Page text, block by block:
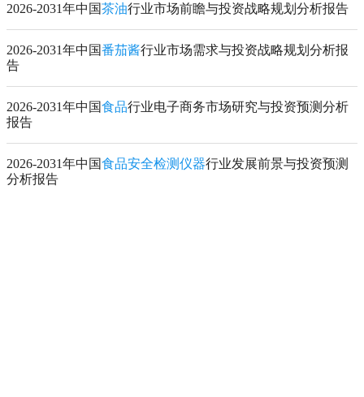
2026-2031年中国茶油行业市场前瞻与投资战略规划分析报告
2026-2031年中国番茄酱行业市场需求与投资战略规划分析报
告
2026-2031年中国食品行业电子商务市场研究与投资预测分析
报告
2026-2031年中国食品安全检测仪器行业发展前景与投资预测
分析报告